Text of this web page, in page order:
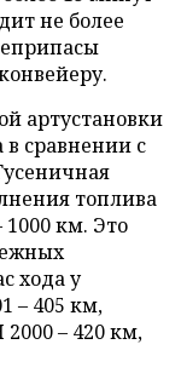
не более
артустановки
в сравнении с
топлива
1000 км. Это
хода у
– 405 км,
– 420 км,